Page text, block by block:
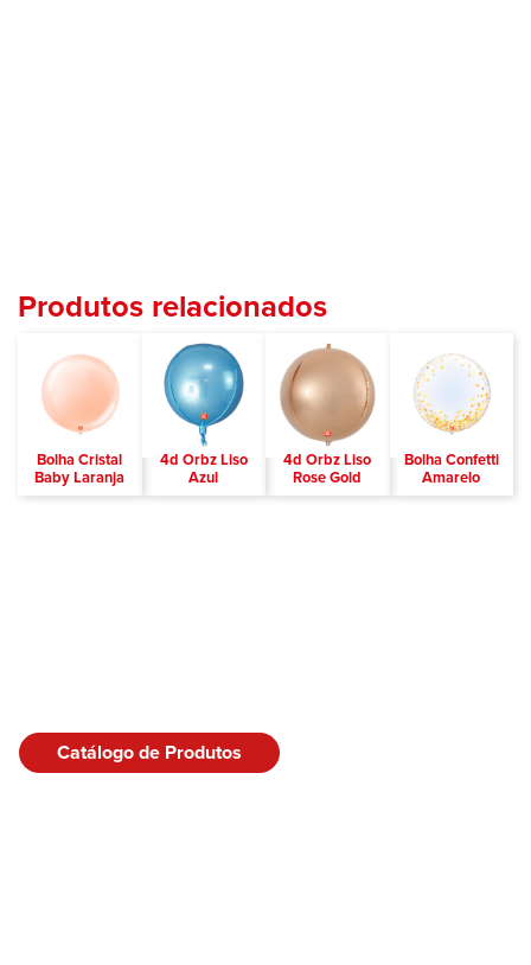
Produtos relacionados
Bolha Cristal
Baby Laranja
4d Orbz Liso
Azul
4d Orbz Liso
Rose Gold
Bolha Confetti
Amarelo
Catálogo de Produtos